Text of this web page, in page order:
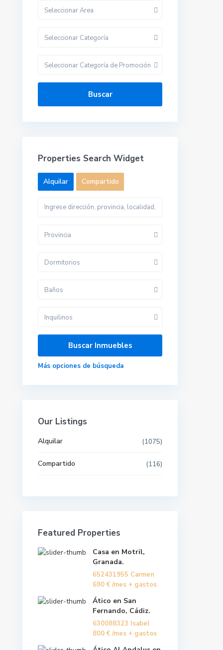
Seleccionar Area
Seleccionar Categoría
Seleccionar Categoría de Promoción
Buscar
Properties Search Widget
Alquilar Compartido
Provincia
Dormitorios
Baños
Inquilinos
Más opciones de búsqueda
Our Listings
Alquilar (1075)
Compartido (116)
Featured Properties
Casa en Motril,
Granada.
652431955 Carmen
690 € /mes + gastos
Ático en San
Fernando, Cádiz.
630088323 Isabel
800 € /mes + gastos
Alquiler Docente
Redes sociales:
630088323 Isabel800 €
+ gastos
Ático Al Andalus en Vera,
Almería.
620278940 Ana María